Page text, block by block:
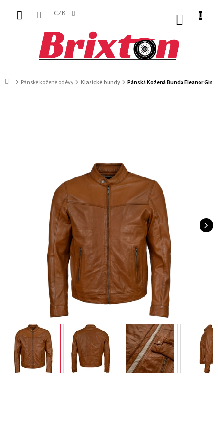
obsah
CZK
DomůPánské kožené oděvy Klasické bundy Pánská Kožená Bunda Eleanor